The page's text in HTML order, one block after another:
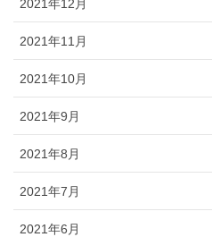
2021年12月
2021年11月
2021年10月
2021年9月
2021年8月
2021年7月
2021年6月